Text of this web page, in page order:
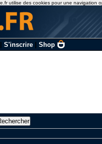
S'inscrire| Shop
utilise des cookies pour une navigation